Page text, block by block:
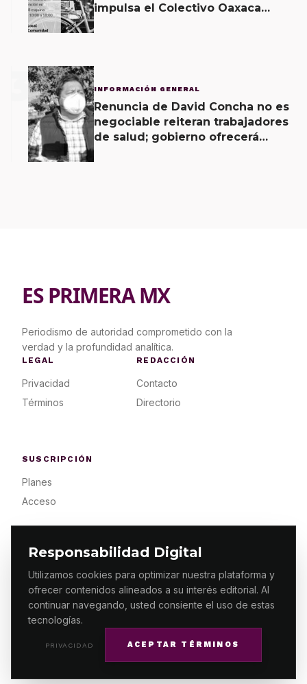
Responsabilidad Digital
Utilizamos cookies para optimizar nuestra plataforma y
ofrecer contenidos alineados a su interés editorial. Al
continuar navegando, usted consiente el uso de estas
tecnologías.
PRIVACIDAD ACEPTAR TÉRMINOS
impulsa el Colectivo Oaxaca
3 INFORMACIÓN GENERAL
Renuncia de David Concha no es
negociable reiteran trabajadores
de salud; gobierno ofrecerá
ES PRIMERA MX
Periodismo de autoridad comprometido con la
verdad y la profundidad analítica.
LEGAL
Privacidad
Términos
REDACCIÓN
Contacto
Directorio
SUSCRIPCIÓN
Planes
Acceso
© 2026 ES PRIMERA MX. ALGUNOS DERECHOS
RESERVADOS / DESIGNMAKING.MX